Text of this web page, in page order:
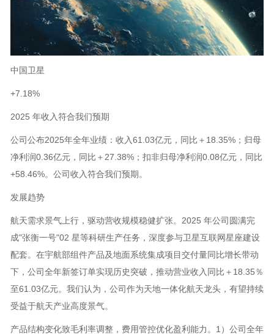
中国卫星
+7.18%
2025 年收入符合我们预期
公司公布2025年全年业绩：收入61.03亿元，同比＋18.35%；归母
净利润0.36亿元，同比＋27.38%；扣非归母净利润0.08亿元，同比
+58.46%。公司收入符合我们预期。
发展趋势
航天需求景气上行，驱动营收规模稳健扩张。2025 年公司圆满完
成"张衡一号"02 星等科研生产任务，深度参与卫星互联网星座建设
配套。在宇航部组件产品及地面系统集成项目交付量同比增长带动
下，公司全年新签订单实现历史突破，推动营业收入同比＋18.35％
至61.03亿元。我们认为，公司作为天地一体化航天龙头，有望持续
受益于航天产业高度景气。
产品结构变化致毛利率调整，费用管控优化盈利能力。1）公司全年